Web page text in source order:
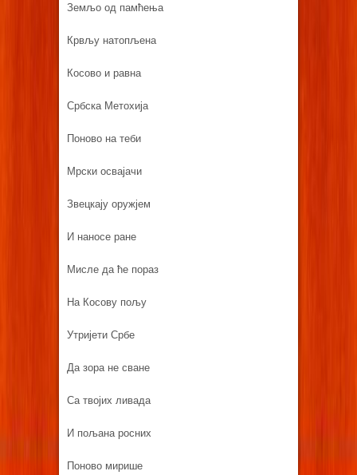
Земљо од памћења
Крвљу натопљена
Косово и равна
Србска Метохија
Поново на теби
Мрски освајачи
Звецкају оружјем
И наносе ране
Мисле да ће пораз
На Косову пољу
Утријети Србе
Да зора не сване
Са твојих ливада
И пољана росних
Поново мирише